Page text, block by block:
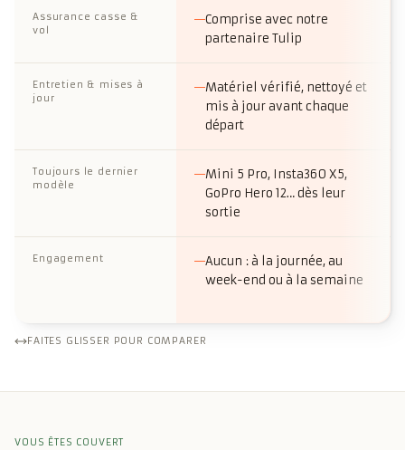
Assurance casse &
vol
Comprise avec notre
partenaire Tulip
Entretien & mises à
jour
Matériel vérifié, nettoyé et
mis à jour avant chaque
départ
Toujours le dernier
modèle
Mini 5 Pro, Insta360 X5,
GoPro Hero 12… dès leur
sortie
Engagement
Aucun : à la journée, au
week-end ou à la semaine
FAITES GLISSER POUR COMPARER
VOUS ÊTES COUVERT